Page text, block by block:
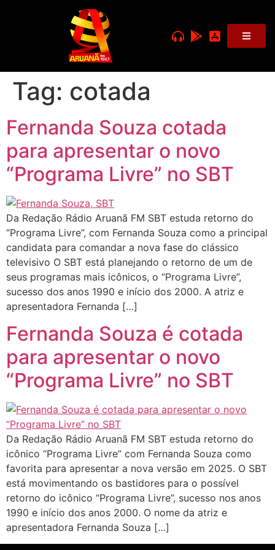
Tag: cotada
Fernanda Souza cotada
para apresentar o novo
“Programa Livre” no SBT
Da Redação Rádio Aruanã FM SBT estuda retorno do
“Programa Livre”, com Fernanda Souza como a principal
candidata para comandar a nova fase do clássico
televisivo O SBT está planejando o retorno de um de
seus programas mais icônicos, o “Programa Livre”,
sucesso dos anos 1990 e início dos 2000. A atriz e
apresentadora Fernanda […]
Fernanda Souza é cotada
para apresentar o novo
“Programa Livre” no SBT
Da Redação Rádio Aruanã FM SBT estuda retorno do
icônico “Programa Livre” com Fernanda Souza como
favorita para apresentar a nova versão em 2025. O SBT
está movimentando os bastidores para o possível
retorno do icônico “Programa Livre”, sucesso nos anos
1990 e início dos anos 2000. O nome da atriz e
apresentadora Fernanda Souza […]